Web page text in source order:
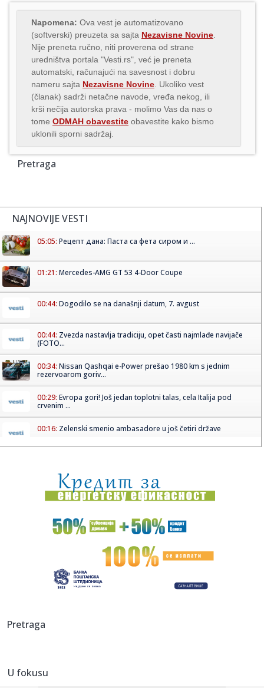
Napomena: Ova vest je automatizovano
(softverski) preuzeta sa sajta Nezavisne Novine
Nije preneta ručno, niti proverena od strane
uredništva portala "Vesti.rs", već je preneta
automatski, računajući na savesnost i dobru
nameru sajta Nezavisne Novine . Ukoliko vest
(članak) sadrži netačne navode, vređa nekog, ili
krši nečija autorska prava - molimo Vas da nas o
tome ODMAH obavestite obavestite kako bismo
uklonili sporni sadržaj.
Pretraga
NAJNOVIJE VESTI
05:05: Рецепт дана: Паста са фета сиром и ...
01:21: Mercedes-AMG GT 53 4-Door Coupe
00:44: Dogodilo se na današnji datum, 7. avgust
00:44: Zvezda nastavlja tradiciju, opet časti najmlađe navijače
(FOTO...
00:34: Nissan Qashqai e-Power prešao 1980 km s jednim
rezervoarom goriv...
00:29: Evropa gori! Još jedan toplotni talas, cela Italija pod
crvenim ...
00:16: Zelenski smenio ambasadore u još četiri države
00:05:Roganović ne pomišlja na opuštanje: Uvek ima mesta za
napredak...
00:04:Vukotić ne zna ko je Baba: "Vidim da ga svi hvale"
Na današnji dan, 7. avgust
23:59:U predgrađu Damaska podignut autobus u vazduh, dve
posebno ga je ra...
23:48:
Pretraga
U fokusu